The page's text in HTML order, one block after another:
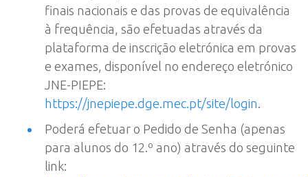
finais nacionais e das provas de equivalência
à frequência, são efetuadas através da
plataforma de inscrição eletrónica em provas
e exames, disponível no endereço eletrónico
JNE-PIEPE:
https://jnepiepe.dge.mec.pt/site/login.
Poderá efetuar o Pedido de Senha (apenas
para alunos do 12.º ano) através do seguinte
link: